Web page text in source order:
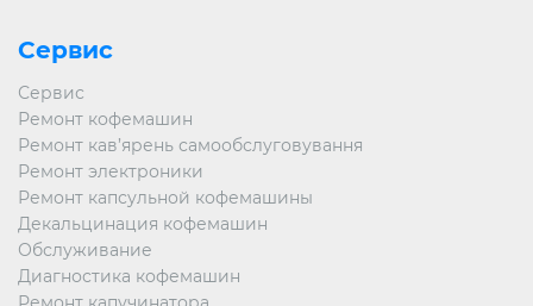
Сервис
Сервис
Ремонт кофемашин
Ремонт кав’ярень самообслуговування
Ремонт электроники
Ремонт капсульной кофемашины
Декальцинация кофемашин
Обслуживание
Диагностика кофемашин